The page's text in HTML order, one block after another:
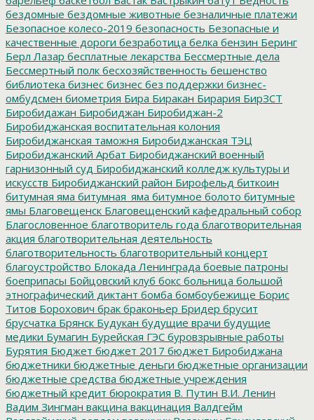
бездомные бездомные животные безналичные платежи
Безопасное колесо-2019 безопасность Безопасные и
качественные дороги безработица белка бензин Беринг
Берл Лазар бесплатные лекарства Бессмертные дела
Бессмертный полк бесхозяйственность бешенство
библиотека бизнес бизнес без поддержки бизнес-
омбудсмен биометрия Бира Биракан Бирария БирЗСТ
Биробидажан Биробиджан Биробиджан-2
Биробиджанская воспитательная колония
Биробиджанская таможня Биробиджанская ТЭЦ
Биробиджанский Арбат Биробиджанский военный
гарнизонный суд Биробиджанский колледж культуры и
искусств Биробиджанский район Бирофельд биткоин
битумная яма битумная_яма битумное болото битумные
ямы Благовещенск Благовещенский кафедральный собор
Благословенное благотворитель года благотворительная
акция благотворительная деятельность
благотворительность благотворительный концерт
благоустройство Блокада Ленинграда боевые патроны
боеприпасы Бойцовский клуб бокс больница большой
этнографический диктант бомба бомбоубежище Борис
Титов Борохович брак браконьер Бридер брусит
брусчатка Брянск Будукан будущие врачи будущие
медики Бумагин Бурейская ГЭС буровзрывные работы
Бурятия Бюджет бюджет 2017 бюджет Биробиджана
бюджетники бюджетные деньги бюджетные организации
бюджетные средства бюджетные учреждения
бюджетный кредит бюрократия В. Путин В.И. Ленин
Вадим Зингман вакцина вакцинация Валдгейм